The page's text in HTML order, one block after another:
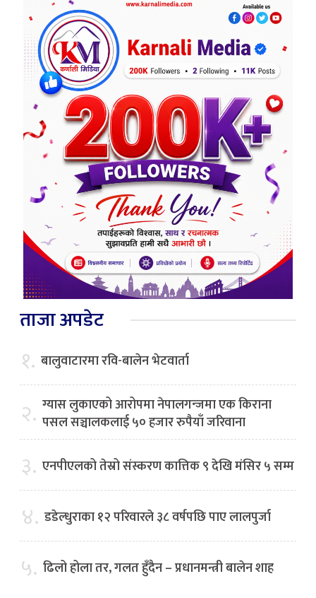
ताजा अपडेट
१. बालुवाटारमा रवि-बालेन भेटवार्ता
२. ग्यास लुकाएको आरोपमा नेपालगन्जमा एक किराना
पसल सञ्चालकलाई ५० हजार रुपैयाँ जरिवाना
३. एनपीएलको तेस्रो संस्करण कात्तिक ९ देखि मंसिर ५ सम्म
४. डडेल्धुराका १२ परिवारले ३८ वर्षपछि पाए लालपुर्जा
५. ढिलो होला तर, गलत हुँदैन – प्रधानमन्त्री बालेन शाह